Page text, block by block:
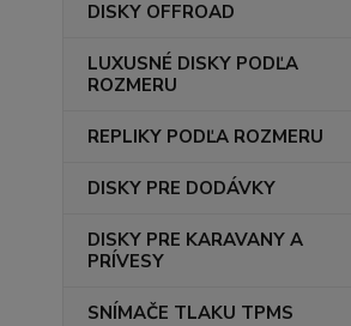
DISKY OFFROAD
LUXUSNÉ DISKY PODĽA
ROZMERU
REPLIKY PODĽA ROZMERU
DISKY PRE DODÁVKY
DISKY PRE KARAVANY A
PRÍVESY
SNÍMAČE TLAKU TPMS